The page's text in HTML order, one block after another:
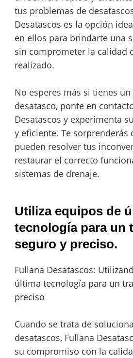
tus problemas de
Desatascos es la opción
en ellos para brindarte una
sin comprometer la calidad
realizado.
No esperes más si tienes
desatasco, ponte en
Desatascos y experimenta
y eficiente. Te sorprenderás
pueden resolver tus
restaurar el correcto
sistemas de drenaje.
Utiliza equipos de
tecnología para un
seguro y preciso.
Fullana Desatascos:
última tecnología para un
preciso
Cuando se trata de
desatascos, Fullana
su compromiso con la